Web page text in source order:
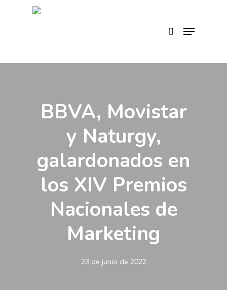
Menu
BBVA, Movistar
y Naturgy,
galardonados en
los XIV Premios
Nacionales de
Marketing
23 de junio de 2022